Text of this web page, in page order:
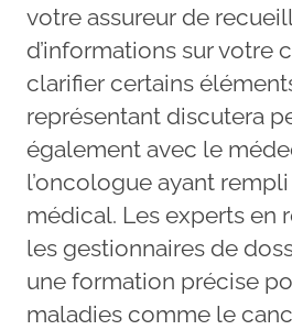
votre assureur de
d’informations sur votre
clarifier certains
représentant discutera
également avec le
l’oncologue ayant
médical. Les experts en
les gestionnaires de
une formation précise
maladies comme le